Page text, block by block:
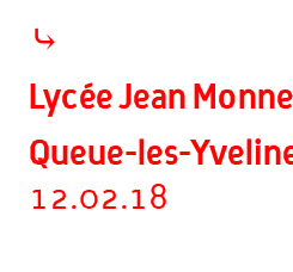
⤷
Lycée Jean
Queue-les-
12.02.18